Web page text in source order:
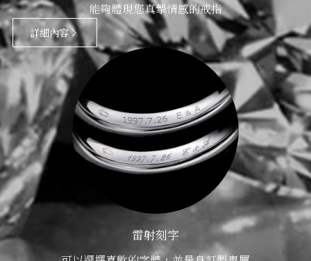
能夠體現您真摯情感的戒指
詳細內容
雷射刻字